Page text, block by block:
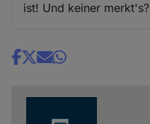
ist! Und keiner merkt's?
Share